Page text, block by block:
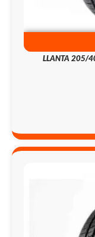
LLANTA 205/